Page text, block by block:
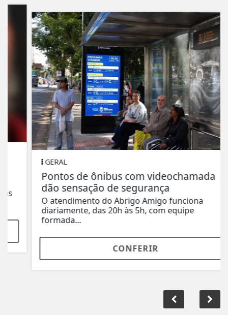
GERAL
Pontos de ônibus com videochamada
dão sensação de segurança
O atendimento do Abrigo Amigo funciona
diariamente, das 20h às 5h, com equipe
formada...
CONFERIR